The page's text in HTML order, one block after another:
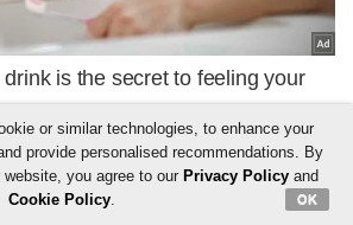
or similar technologies, to enhance your
provide personalised recommendations. By
you agree to our Privacy Policyand
Cookie Policy. OK